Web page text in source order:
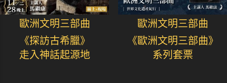
歐洲文明三部曲
《探訪古希臘》
走入神話起源地
歐洲文明三部曲
《歐洲文明三部曲》
系列套票